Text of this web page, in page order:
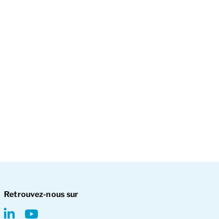
Retrouvez-nous sur